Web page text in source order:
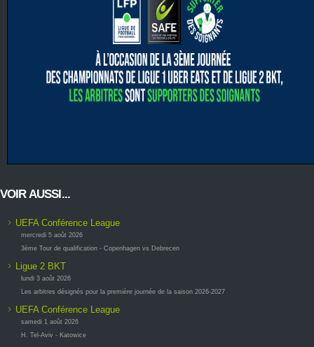
VOIR AUSSI...
UEFA Conférence League
mercredi 5 août 2026
3ème Tour de qualification - Copenhagen vs Debrecen
Ligue 2 BKT
lundi 3 août 2026
Les arbitres désignés pour la première journée de la saison 2026-2027
UEFA Conférence League
samedi 1 août 2026
H. Tel-Aviv - Katowice